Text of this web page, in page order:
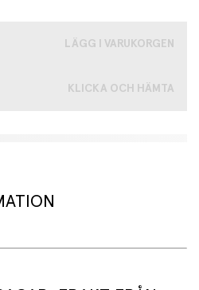
LÄGG I VARUKORGEN
KLICKA OCH HÄMTA